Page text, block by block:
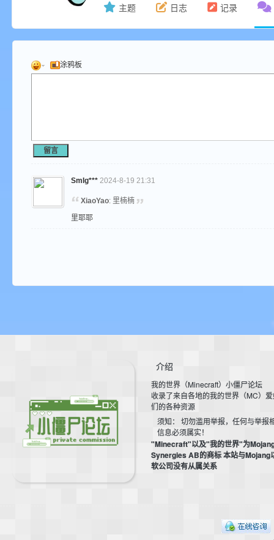
ne
主题 日志 记录
涂鸦板
留言
SmIg*** 2024-8-19 21:31
XiaoYao: 里楠楠
里耶耶
介绍
我的世界（Minecraft）小僵尸论坛
收录了来自各地的我的世界（MC）
们的各种资源
须知： 切勿滥用举报，任何与举报
信息必须属实！
"Minecraft"以及"我的世界"为
Synergies AB的商标 本站与Mojang
软公司没有从属关系